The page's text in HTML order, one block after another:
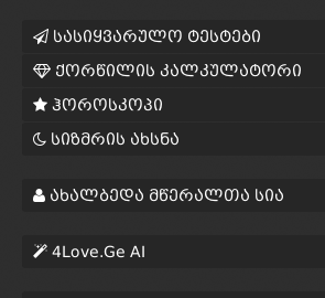
სასიყვარულო ტესტები
ქორწილის კალკულატორი
ჰოროსკოპი
სიზმრის ახსნა
ახალბედა მწერალთა სია
4Love.Ge AI